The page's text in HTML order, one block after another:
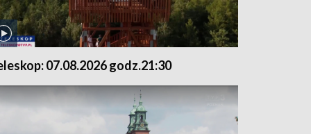
07.08.2026 godz.21:30